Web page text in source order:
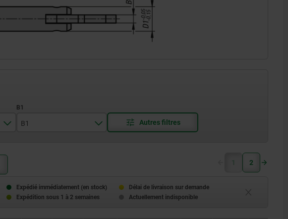
B1
3
1 2
Expédié immédiatement (en stock)
Délai de livraison sur demande
Expédition sous 1 à 2 semaines
Actuellement indisponible